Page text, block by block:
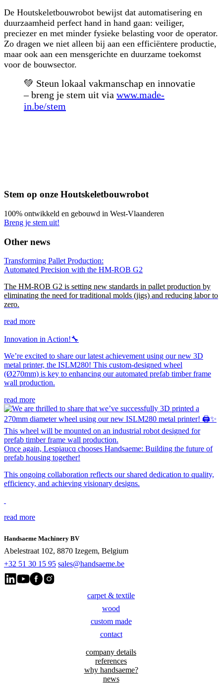
De Houtskeletbouwrobot bewijst dat automatisering en
duurzaamheid perfect hand in hand gaan: veiliger,
preciezer en met minder fysieke belasting voor de operator.
Zo dragen we niet alleen bij aan een efficiëntere productie,
maar ook aan een mensgerichte en duurzame toekomst
voor de bouwsector.
💚 Steun lokaal vakmanschap en innovatie
–breng je stem uit via www.made-
in.be/stem
Stem op onze Houtskeletbouwrobot
100% ontwikkeld en gebouwd in West-Vlaanderen
Breng je stem uit!
Other news
Transforming Pallet Production:
Automated Precision with the HM-ROB G2
The HM-ROB G2 is setting new standards in pallet production by
eliminating the need for traditional molds (jigs) and reducing labor to
zero.
read more
Innovation in Action!🔧
We’re excited to share our latest achievement using our new 3D
metal printer, the ISLM280! This custom-designed wheel
(Ø270mm) is key to enhancing our automated prefab timber frame
wall production.
read more
Once again, Lespiaucq chooses Handsaeme: Building the future of
prefab housing together!
This ongoing collaboration reflects our shared dedication to quality,
efficiency, and achieving visionary designs.
read more
Handsaeme Machinery BV
Abelestraat 102, 8870 Izegem, Belgium
+32 51 30 15 95 sales@handsaeme.be
carpet & textile
wood
custom made
contact
company details
references
why handsaeme?
news